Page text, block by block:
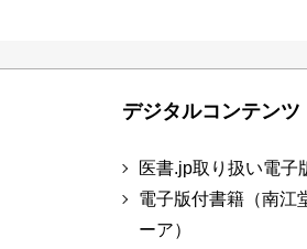
デジタルコンテンツ
医書.jp取り扱い電子
電子版付書籍（南江
ーア）